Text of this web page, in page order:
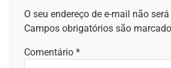
O seu endereço de e-mail não
Campos obrigatórios são
Comentário *